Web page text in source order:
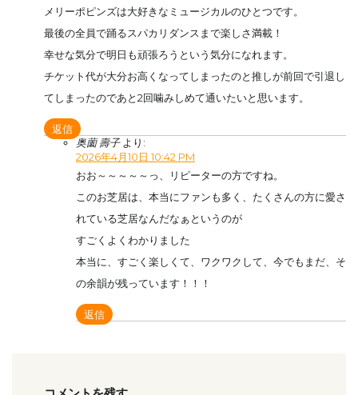
メリーポピンズは大好きなミュージカルのひとつです。
最後の全員で踊るスパカリダンスまで楽しさ満載！
幸せな気分で明日も頑張ろうという気分になれます。
チケット代が大分お高くなってしまったのと推しが前回で引退し
てしまったのであと2回噛みしめて通いたいと思います。
返信
奥薗 壽子 より:
2026年4月10日 10:42 PM
おお～～～～～っ、リピーターの方ですね。
このお芝居は、本当にファンも多く、たくさんの方に愛さ
れている芝居なんだなぁというのが
すごくよくわかりました
本当に、すごく楽しくて、ワクワクして、今でもまだ、そ
の余韻が残っています！！！
返信